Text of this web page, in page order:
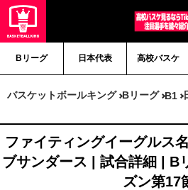
Bリーグ 日本代表 高校バスケ
バスケットボールキング Bリーグ B1
ファイティングイーグルス
ブサンダース | 試合詳細 | B
ズン第17